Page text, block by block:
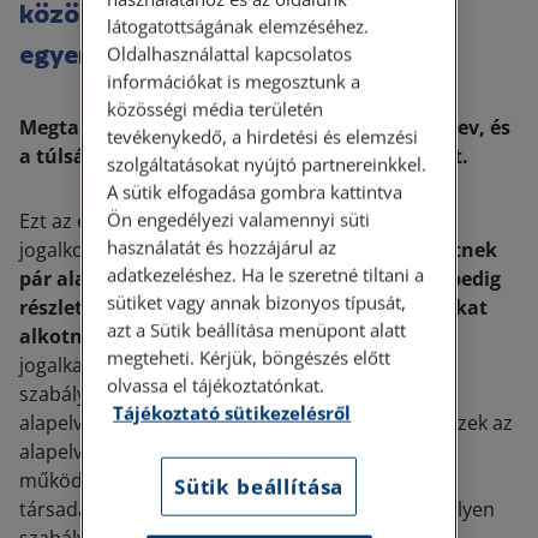
között próbál a jogalkotó
egyensúlyozni.
Megtalálni a középutat a túlszabályozott merev, és
a túlságosan rugalmas, gumiszabályok között.
Ezt az ellentmondást azzal szokták feloldani a
jogalkotás során, hogy a törvény elején lefektetnek
pár alapelvet, és a jogszabály többi részében pedig
részletes, egy-egy területre kiterjedő szabályokat
alkotnak.Ezzel igazodási pontot adnak a
jogalkalmazónak, hogy ha a későbbi részletes
szabályok alapján nem tud dönteni, akkor az
alapelvekre támaszkodva hozza meg döntését. Ezek az
alapelvek segítik megérteni egy társadalom
működését, mert jól kiemelik, hogy az adott
társadalomban, adott időszakban a jogalkotó milyen
látogatottságának elemzéséhez.
Oldalhasználattal kapcsolatos
információkat is megosztunk a
közösségi média területén
tevékenykedő, a hirdetési és elemzési
szolgáltatásokat nyújtó partnereinkkel.
A sütik elfogadása gombra kattintva
Ön engedélyezi valamennyi süti
használatát és hozzájárul az
adatkezeléshez. Ha le szeretné tiltani a
sütiket vagy annak bizonyos típusát,
azt a Sütik beállítása menüpont alatt
megteheti. Kérjük, böngészés előtt
olvassa el tájékoztatónkat.
Tájékoztató sütikezelésről
Sütik beállítása